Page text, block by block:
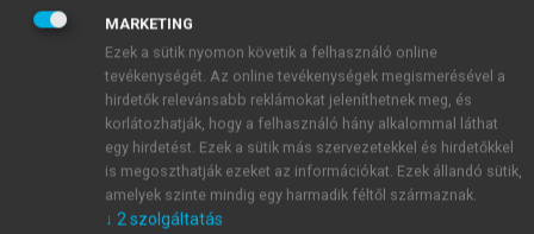
betegek, hozzátartozók stb.) ne érje káros
sugárzás. Mivel a besugárzás nagy energiájú és
nagy áthatoló képességű sugarakkal történik,
speciális helyiségben, úgynevezett bunkerben
történik a kezelés. A helyiség kialakítása
(megfelelő vastagságú vasbeton fal, ólom
szigetelésű ajtó kialakítás stb.) természetesen
jelentős mértékben változhat attól függően,
MARKETING
Ezek a sütik nyomon követik a felhasználó online
tevékenységét. Az online tevékenységek megismerésével a
hirdetők relevánsabb reklámokat jeleníthetnek meg, és
korlátozhatják, hogy a felhasználó hány alkalommal láthat
egy hirdetést. Ezek a sütik más szervezetekkel és hirdetőkkel
is megoszthatják ezeket az információkat. Ezek állandó sütik,
amelyek szinte mindig egy harmadik féltől származnak.
↓ 2szolgáltatás